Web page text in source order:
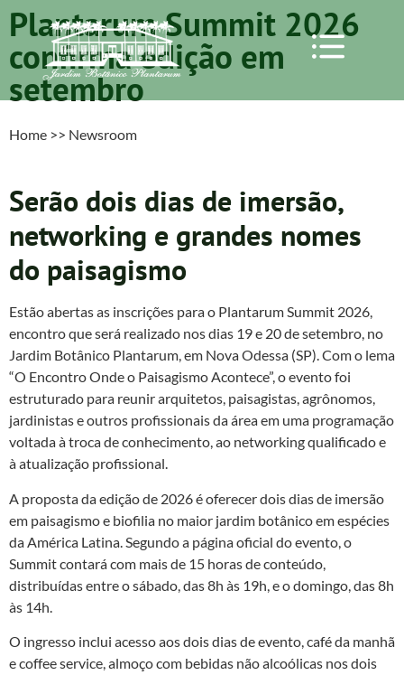
Plantarum Summit 2026
confirma edição em
setembro
Home >> Newsroom
Serão dois dias de imersão,
networking e grandes nomes
do paisagismo
Estão abertas as inscrições para o Plantarum Summit 2026,
encontro que será realizado nos dias 19 e 20 de setembro, no
Jardim Botânico Plantarum, em Nova Odessa (SP). Com o lema
“O Encontro Onde o Paisagismo Acontece”, o evento foi
estruturado para reunir arquitetos, paisagistas, agrônomos,
jardinistas e outros profissionais da área em uma programação
voltada à troca de conhecimento, ao networking qualificado e
à atualização profissional.
A proposta da edição de 2026 é oferecer dois dias de imersão
em paisagismo e biofilia no maior jardim botânico em espécies
da América Latina. Segundo a página oficial do evento, o
Summit contará com mais de 15 horas de conteúdo,
distribuídas entre o sábado, das 8h às 19h, e o domingo, das 8h
às 14h.
O ingresso inclui acesso aos dois dias de evento, café da manhã
e coffee service, almoço com bebidas não alcoólicas nos dois